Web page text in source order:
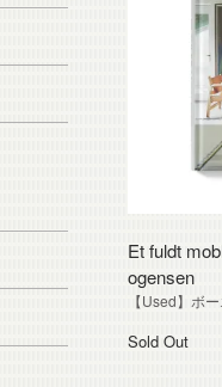
Et fuldt
ogensen
【Used】ボ
Sold Out